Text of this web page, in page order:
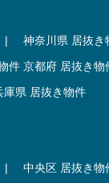
| 神奈川県 居抜き
件 京都府 居抜き物
庫県 居抜き物件
| 中央区 居抜き物